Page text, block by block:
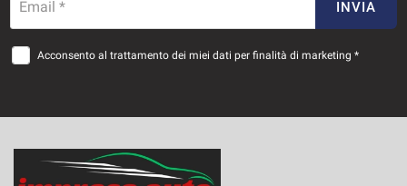
1.085€/mese
36 Mesi
36 Mesi
Email * INVIA
Acconsento al trattamento dei miei dati per finalità di marketing *